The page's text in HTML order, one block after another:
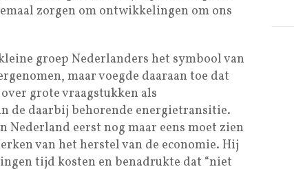
zorgen om ontwikkelingen om ons
groep Nederlanders het symbool van
maar voegde daaraan toe dat
grote vraagstukken als
de daarbij behorende energietransitie.
Nederland eerst nog maar eens moet zien
van het herstel van de economie. Hij
tijd kosten en benadrukte dat “niet